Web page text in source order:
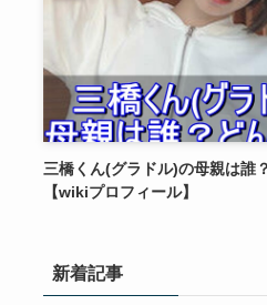
三橋くん(グラドル)の母親は誰
【wikiプロフィール】
新着記事